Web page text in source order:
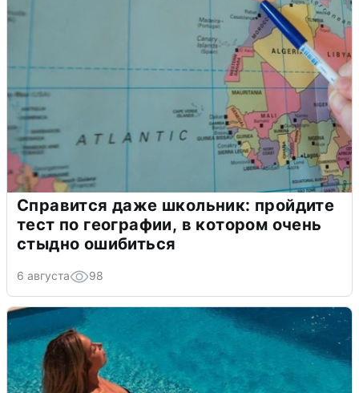
Справится даже школьник: пройдите
тест по географии, в котором очень
стыдно ошибиться
6 августа 98